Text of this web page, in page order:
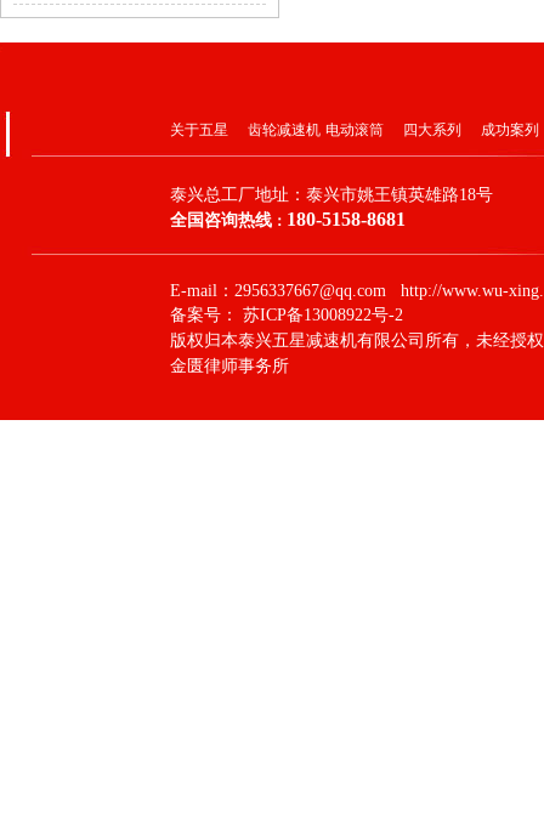
关于五星 齿轮减速机 电动滚筒 四大系列 成功案列
泰兴总工厂地址： 泰兴市姚王镇英雄路18号
全国咨询热线 ： 180-5158-8681
E-mail：2956337667@qq.com http://www.wu-
备案号： 苏ICP备13008922号-2
版权归本泰兴五星减速机有限公司所有，未经授
金匮律师事务所